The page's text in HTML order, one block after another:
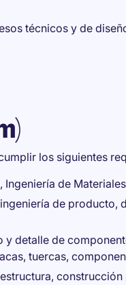
técnicos y de
los siguientes
de
de producto,
detalle de
tuercas,
construcción